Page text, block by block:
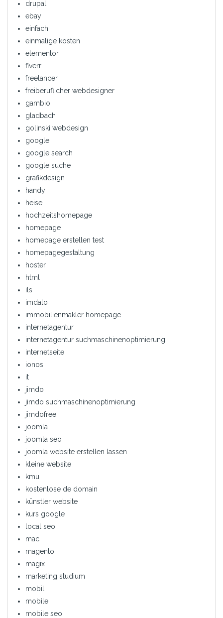
drupal
ebay
einfach
einmalige kosten
elementor
fiverr
freelancer
freiberuflicher webdesigner
gambio
gladbach
golinski webdesign
google
google search
google suche
grafikdesign
handy
heise
hochzeitshomepage
homepage
homepage erstellen test
homepagegestaltung
hoster
html
ils
imdalo
immobilienmakler homepage
internetagentur
internetagentur suchmaschinenoptimierung
internetseite
ionos
it
jimdo
jimdo suchmaschinenoptimierung
jimdofree
joomla
joomla seo
joomla website erstellen lassen
kleine website
kmu
kostenlose de domain
künstler website
kurs google
local seo
mac
magento
magix
marketing studium
mobil
mobile
mobile seo